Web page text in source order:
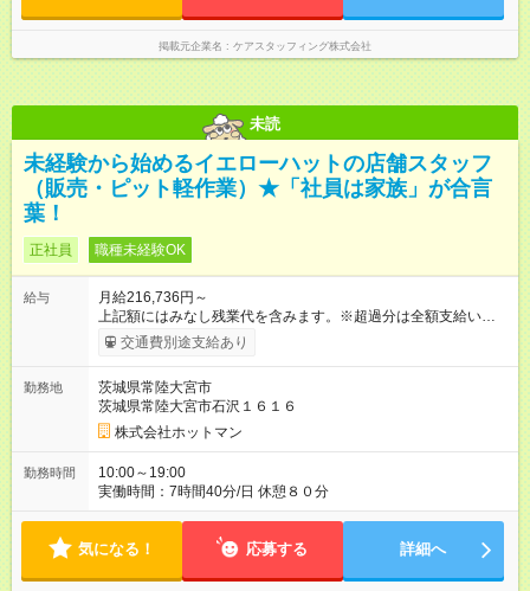
掲載元企業名 ケアスタッフィング株式会社
未読
未経験から始めるイエローハットの店舗スタッフ
（販売・ピット軽作業）★「社員は家族」が合言
葉！
正社員 職種未経験OK
給与
月給216,736円～
上記額にはみなし残業代を含みます。※超過分は全額支給いたし
ます。 みなし残業代 25,736円 以上／月 みなし残業時間 18.34
時間／月 上記額には開店準備早出手当（固定残業代）１８．３
す。 【試用期間】試用期間あり 試用期間の長さ：3ヶ月 雇用形
態、給与は本採用時と同じです。
交通費別途支給あり
勤務地
茨城県常陸大宮市
茨城県常陸大宮市石沢１６１６
株式会社ホットマン
勤務時間
10:00～19:00
実働時間：7時間40分/日 休憩８０分
気になる！ 応募する 詳細へ